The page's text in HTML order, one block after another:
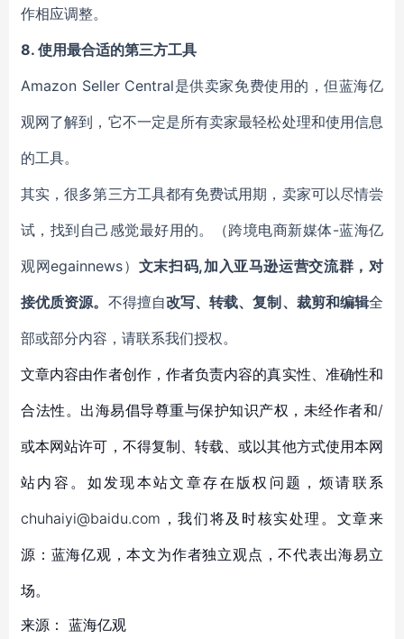
作相应调整。
8. 使用最合适的第三方工具
Amazon Seller Central是供卖家免费使用的，但蓝海亿
观网了解到，它不一定是所有卖家最轻松处理和使用信息
的工具。
其实，很多第三方工具都有免费试用期，卖家可以尽情尝
试，找到自己感觉最好用的。（跨境电商新媒体-蓝海亿
观网egainnews） 文末扫码,加入亚马逊运营交流群，对
接优质资源。 不得擅自改写、转载、复制、裁剪和编辑全
部或部分内容，请联系我们授权。
文章内容由作者创作，作者负责内容的真实性、准确性和
合法性。出海易倡导尊重与保护知识产权，未经作者和/
或本网站许可，不得复制、转载、或以其他方式使用本网
站内容。如发现本站文章存在版权问题，烦请联系
chuhaiyi@baidu.com，我们将及时核实处理。文章来
源：蓝海亿观，本文为作者独立观点，不代表出海易立
场。
来源： 蓝海亿观